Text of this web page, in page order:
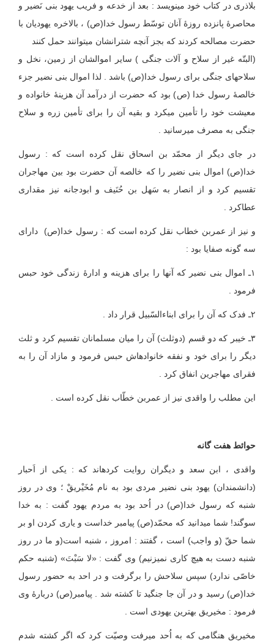
بلاذری در کتاب خود می‏نویسد : بعد از خدعه و فریب یهود بنی نَضیر و
محاصرۀ پانزده روزۀ آنان توسّط رسول خدا(ص) ، بالاخره یهودیان با
حضرت مصالحه کردند که بجز آنچه شترانشان می‏توانند حمل کنند
(البتّه غیر از سلاح و آلات جنگی ) سایر اموالشان از زمین، نخل و
سلاحهای جنگی برای رسول خدا(ص) باشد . لذا اموال بنی نضیر جزء
خالصهٔ رسول خدا (ص) بود که حضرت از درآمد آن هزینهٔ خانواده و
معیشت خود را تأمین می‏کرد و بقیه آن را برای تأمین زره و سلاح
جنگی به مصرف می‏رسانید .
در جای دیگر از محمّد بن اسحاق نقل کرده است که : رسول
خدا(ص) اموال بنی نضیر را که خالصه آن حضرت بود بین مهاجران
تقسیم کرد و از انصار به سَهل بن حُنَیف و ابودجانه نیز مقداری
عطاکرد .
و نیز از عمربن خطاب نقل کرده است که : رسول خدا(ص) دارای
سه گونه صفایا بود :
۱ـ اموال بنی نضیر که آنها را برای هزینه و ادارۀ زندگی خود حبس
فرمود .
۲ـ فدک که آن را برای ابناءالسّبیل قرار داد .
۳ـ خیبر که دو قسم (دوثلث) آن را میان مسلمانان تقسیم کرد و ثلث
دیگر را برای خود و نفقه خانواده‏اش حبس فرمود و مازاد آن را به
فقرای مهاجرین انفاق کرد .
این مطلب را واقدی نیز از عمربن خطّاب نقل کرده است .
حوائط هفت گانه
واقدی ، ابن سعد و دیگران روایت کرده‏اند که : یکی از اَحبار
(دانشمندان) یهود بنی نضیر مردی بود به نام مُخَیْریقْ ؛ وی در روز
شنبه که رسول خدا(ص) در اُحد بود به مردم یهود گفت : به خدا
سوگند! شما می‏دانید که محمّد(ص) پیامبر خداست و یاری کردن او بر
شما حقّ (و واجب) است ، گفتند : امروز ، شنبه است(و ما در روز
شنبه دست به هیچ کاری نمی‏زنیم) وی گفت : «لا سَبْتَ» (شنبه حکم
خاصّی ندارد) سپس سلاحش را برگرفت و در احد به حضور رسول
خدا(ص) رسید و در آن جا جنگید تا کشته شد . پیامبر(ص) دربارۀ وی
فرمود : مخیریق بهترین یهودی است .
مخیریق هنگامی که به اُحد می‏رفت وصیّت کرد که اگر کشته شدم